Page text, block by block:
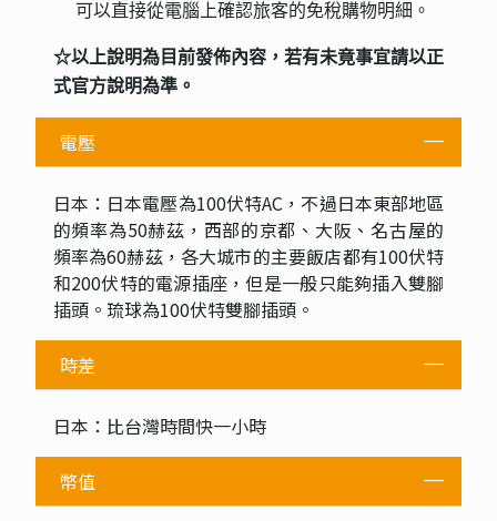
可以直接從電腦上確認旅客的免稅購物明細。
☆以上說明為目前發佈內容，若有未竟事宜請以正
式官方說明為準。
電壓
日本：日本電壓為100伏特AC，不過日本東部地區
的頻率為50赫茲，西部的京都、大阪、名古屋的
頻率為60赫茲，各大城市的主要飯店都有100伏特
和200伏特的電源插座，但是一般只能夠插入雙腳
插頭。琉球為100伏特雙腳插頭。
時差
日本：比台灣時間快一小時
幣值